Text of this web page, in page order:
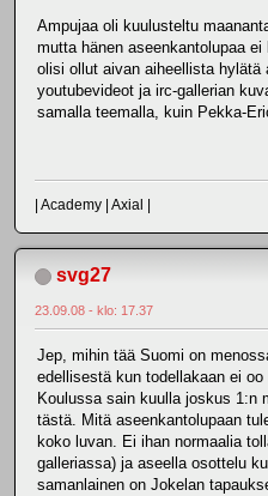
Ampujaa oli kuulusteltu
mutta hänen aseenkantolupaa
olisi ollut aivan aiheellista hylätä
youtubevideot ja irc-gallerian
samalla teemalla, kuin Pekka-
| Academy | Axial |
svg27
23.09.08 - klo: 17.37
Jep, mihin tää Suomi on
edellisestä kun todellakaan ei
Koulussa sain kuulla joskus 1:n
tästä. Mitä aseenkantolupaan
koko luvan. Ei ihan normaalia
galleriassa) ja aseella osottelu
samanlainen on Jokelan